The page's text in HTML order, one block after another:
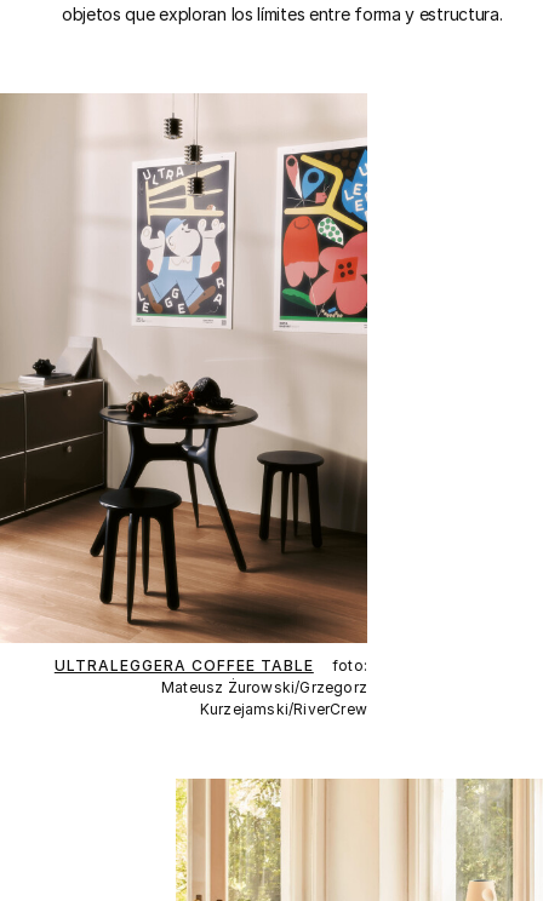
objetos que exploran los límites entre forma y estructura.
ULTRALEGGERA COFFEE TABLE
foto:
Mateusz Żurowski/Grzegorz
Kurzejamski/RiverCrew